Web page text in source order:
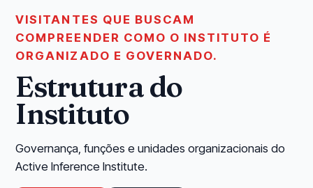
VISITANTES QUE BUSCAM
COMPREENDER COMO O INSTITUTO É
ORGANIZADO E GOVERNADO.
Estrutura do
Instituto
Governança, funções e unidades organizacionais do
Active Inference Institute.